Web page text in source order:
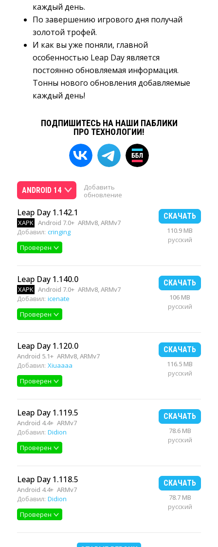
каждый день.
По завершению игрового дня получай
золотой трофей.
И как вы уже поняли, главной
особенностью Leap Day является
постоянно обновляемая информация.
Тонны нового обновления добавляемые
каждый день!
ПОДПИШИТЕСЬ НА НАШИ ПАБЛИКИ
ПРО ТЕХНОЛОГИИ!
ANDROID 14
Добавить
обновление
Leap Day 1.142.1
XAPK Android 7.0+ ARMv8, ARMv7
Добавил: cringing
Проверен
СКАЧАТЬ
110.9 MB
русский
Leap Day 1.140.0
XAPK Android 7.0+ ARMv8, ARMv7
Добавил: icenate
Проверен
СКАЧАТЬ
106 MB
русский
Leap Day 1.120.0
Android 5.1+ ARMv8, ARMv7
Добавил: Xiuaaaa
Проверен
СКАЧАТЬ
116.5 MB
русский
Leap Day 1.119.5
Android 4.4+ ARMv7
Добавил: Didion
Проверен
СКАЧАТЬ
78.6 MB
русский
Leap Day 1.118.5
Android 4.4+ ARMv7
Добавил: Didion
Проверен
СКАЧАТЬ
78.7 MB
русский